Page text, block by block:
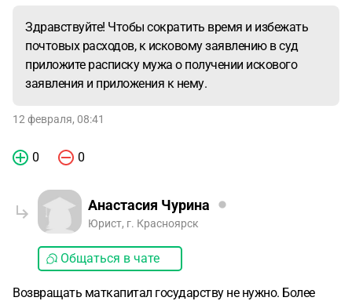
Здравствуйте! Чтобы сократить время и избежать
почтовых расходов, к исковому заявлению в суд
приложите расписку мужа о получении искового
заявления и приложения к нему.
12 февраля, 08:41
0 0
Анастасия Чурина
Юрист, г. Красноярск
Общаться в чате
Возвращать маткапитал государству не нужно. Более